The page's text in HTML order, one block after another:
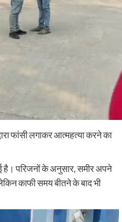
फांसी लगाकर आत्महत्या करने का
परिजनों के अनुसार, समीर अपने
काफी समय बीतने के बाद भी
Nalanda
से हरनौत के कन्या मध्य विद्यालय में
छात्राएं
August 6, 2026 0